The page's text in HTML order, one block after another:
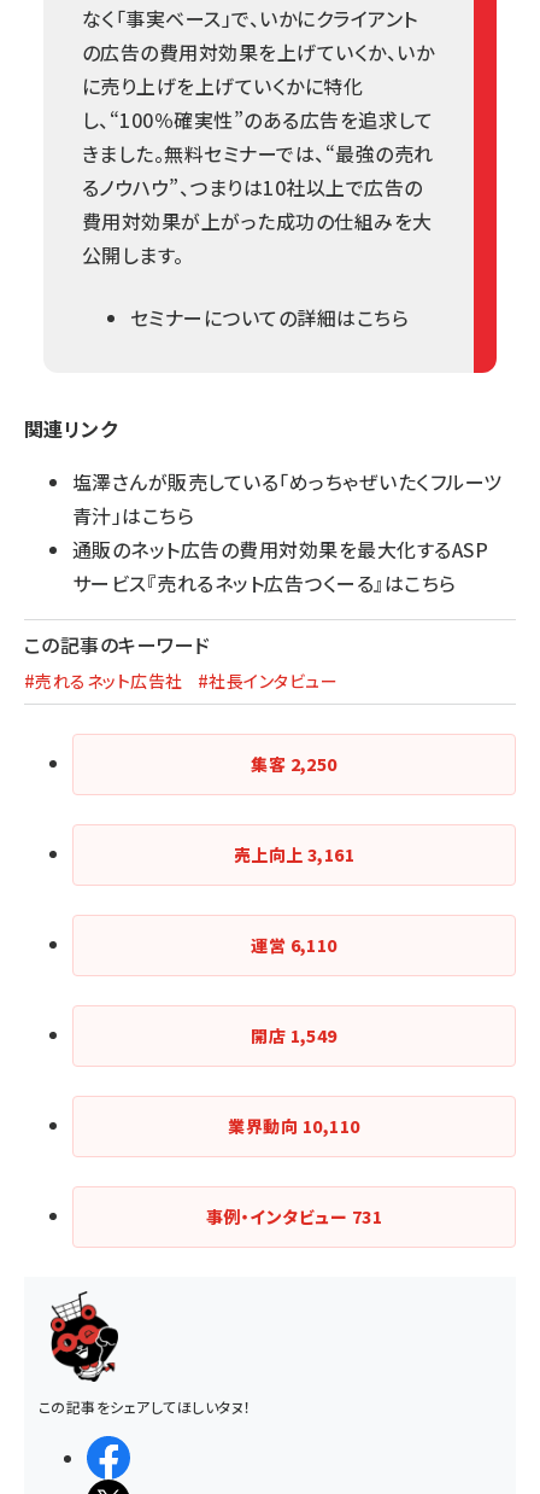
なく「事実ベース」で、いかにクライアント
の広告の費用対効果を上げていくか、いか
に売り上げを上げていくかに特化
し、“100％確実性”のある広告を追求して
きました。無料セミナーでは、“最強の売れ
るノウハウ”、つまりは10社以上で広告の
費用対効果が上がった成功の仕組みを大
公開します。
セミナーについての詳細はこちら
関連リンク
塩澤さんが販売している「めっちゃぜいたくフルーツ
青汁」はこちら
通販のネット広告の費用対効果を最大化するASP
サービス『売れるネット広告つくーる』はこちら
この記事のキーワード
#売れるネット広告社 #社長インタビュー
集客 2,250
売上向上 3,161
運営 6,110
開店 1,549
業界動向 10,110
事例・インタビュー 731
この記事をシェアしてほしいタヌ！